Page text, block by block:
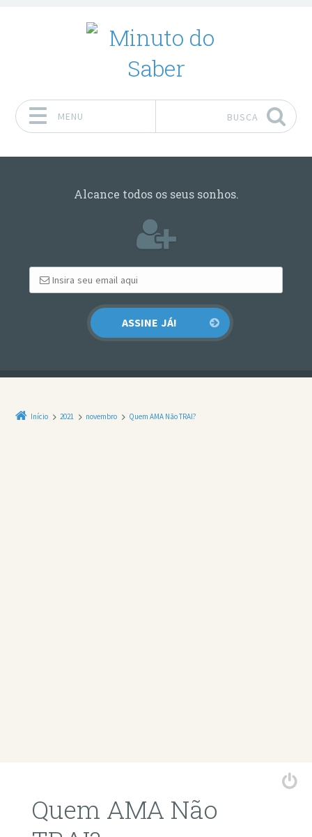
MENU BUSCA
Alcance todos os seus sonhos.
Início 2021 novembro Quem AMA Não TRAI?
Quem AMA Não